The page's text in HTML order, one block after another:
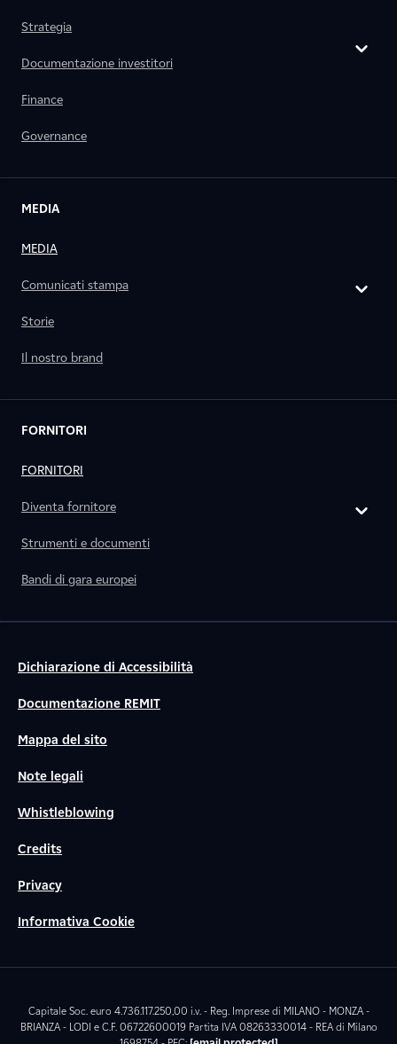
Strategia
Documentazione investitori
Finance
Governance
MEDIA
MEDIA
Comunicati stampa
Storie
Il nostro brand
FORNITORI
FORNITORI
Diventa fornitore
Strumenti e documenti
Bandi di gara europei
Dichiarazione di Accessibilità
Documentazione REMIT
Mappa del sito
Note legali
Whistleblowing
Credits
Privacy
Informativa Cookie
Capitale Soc. euro 4.736.117.250,00 i.v. - Reg. Imprese di MILANO - MONZA -
BRIANZA - LODI e C.F. 06722600019 Partita IVA 08263330014 - REA di Milano